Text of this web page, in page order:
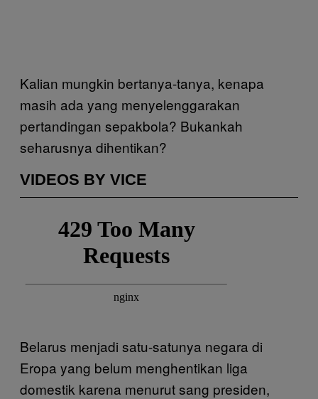
Kalian mungkin bertanya-tanya, kenapa
masih ada yang menyelenggarakan
pertandingan sepakbola? Bukankah
seharusnya dihentikan?
VIDEOS BY VICE
Belarus menjadi satu-satunya negara di
Eropa yang belum menghentikan liga
domestik karena menurut sang presiden,